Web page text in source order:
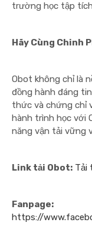
trường học tập
Hãy Cùng Chinh
Obot không chỉ là
đồng hành đáng
thức và chứng chỉ
hành trình học với
năng vận tải vững
Link tải Obot: Tải
Fanpage:
https://